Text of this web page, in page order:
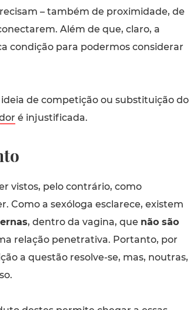
– também de proximidade, de
Além de que, claro, a
condição para podermos considerar
de competição ou substituição do
é injustificada.
vistos, pelo contrário, como
Como a sexóloga esclarece, existem
, dentro da vagina, que não são
relação penetrativa. Portanto, por
a questão resolve-se, mas, noutras,